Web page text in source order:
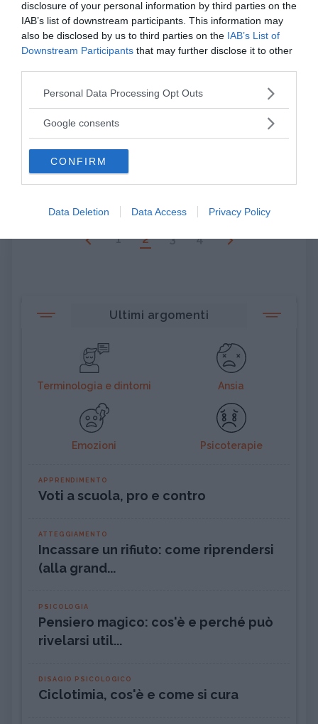
disclosure of your personal information by third parties on the
IAB’s list of downstream participants. This information may
also be disclosed by us to third parties on the IAB’s List of
Downstream Participants that may further disclose it to other
Please note that this website/app uses one or more Google
not limited to your visit or usage behaviour. You may click to
use your data for below specified purposes in below Google
consent section.
Personal Data Processing Opt Outs
Google consents
CONFIRM
Data Deletion Data Access Privacy Policy
I sintomi del
parental burnout
1 2 3 4
Ultimi argomenti
Terminologia e dintorni Ansia
Emozioni Psicoterapie
APPRENDIMENTO
Voti a scuola, pro e contro
ATTEGGIAMENTO
Incassare un rifiuto: come riprendersi
(alla grand...
PSICOLOGIA
Pensiero magico: cos'è e perché può
rivelarsi util...
DISAGIO PSICOLOGICO
Ciclotimia, cos'è e come si cura